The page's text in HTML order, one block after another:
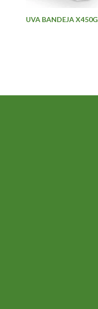
UVA BANDEJA X450G